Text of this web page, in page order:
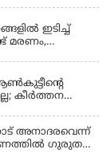
ഇടിച്ച്
മരണം,
കീർത്തന
അനാദരവെന്ന്
ഗുരുതര